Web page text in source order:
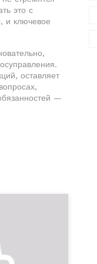
это с
и ключевое
оставляет
—